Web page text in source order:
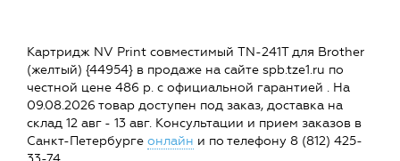
Картридж NV Print совместимый TN-241T для Brother
(желтый) {44954} в продаже на сайте spb.tze1.ru по
честной цене 486 р. с официальной гарантией . На
09.08.2026 товар доступен под заказ, доставка на
склад 12 авг - 13 авг. Консультации и прием заказов в
Санкт-Петербурге онлайн и по телефону 8 (812) 425-